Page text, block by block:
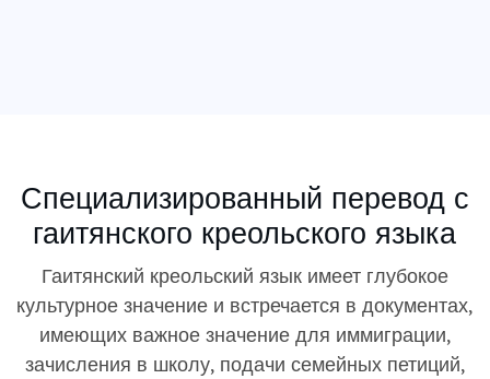
Специализированный перевод с
гаитянского креольского языка
Гаитянский креольский язык имеет глубокое
культурное значение и встречается в документах,
имеющих важное значение для иммиграции,
зачисления в школу, подачи семейных петиций,